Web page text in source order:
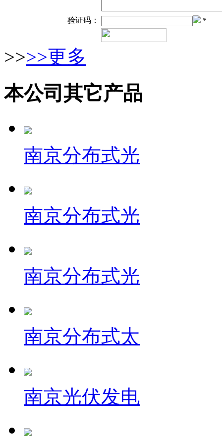
验证码： *
>>>>更多
本公司其它产品
南京分布式光
南京分布式光
南京分布式光
南京分布式太
南京光伏发电